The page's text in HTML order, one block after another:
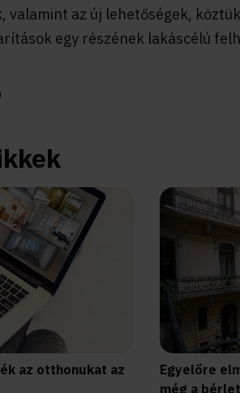
az új lehetőségek,
egy részének lakáscélú
az otthonukat az
Egyelőre
még a